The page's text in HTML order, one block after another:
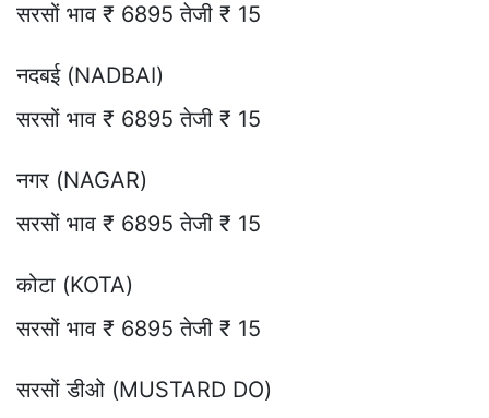
सरसों भाव ₹ 6895 तेजी ₹ 15
नदबई (NADBAI)
सरसों भाव ₹ 6895 तेजी ₹ 15
नगर (NAGAR)
सरसों भाव ₹ 6895 तेजी ₹ 15
कोटा (KOTA)
सरसों भाव ₹ 6895 तेजी ₹ 15
सरसों डीओ (MUSTARD DO)